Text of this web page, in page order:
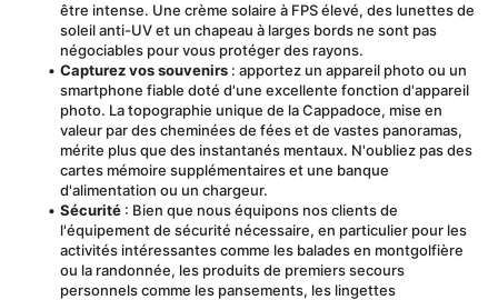
être intense. Une crème solaire à FPS élevé, des lunettes de
soleil anti-UV et un chapeau à larges bords ne sont pas
négociables pour vous protéger des rayons.
Capturez vos souvenirs : apportez un appareil photo ou un
smartphone fiable doté d'une excellente fonction d'appareil
photo. La topographie unique de la Cappadoce, mise en
valeur par des cheminées de fées et de vastes panoramas,
mérite plus que des instantanés mentaux. N'oubliez pas des
cartes mémoire supplémentaires et une banque
d'alimentation ou un chargeur.
Sécurité : Bien que nous équipons nos clients de
l'équipement de sécurité nécessaire, en particulier pour les
activités intéressantes comme les balades en montgolfière
ou la randonnée, les produits de premiers secours
personnels comme les pansements, les lingettes